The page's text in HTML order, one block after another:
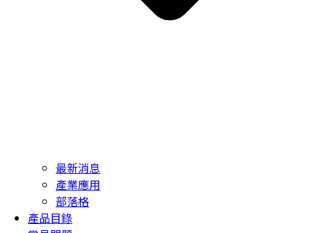
最新消息
產業應用
部落格
產品目錄